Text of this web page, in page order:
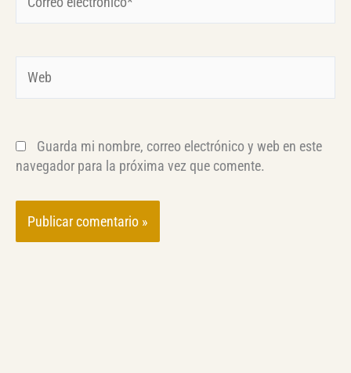
electrónico*
Guarda mi nombre, correo electrónico y web en este
navegador para la próxima vez que comente.